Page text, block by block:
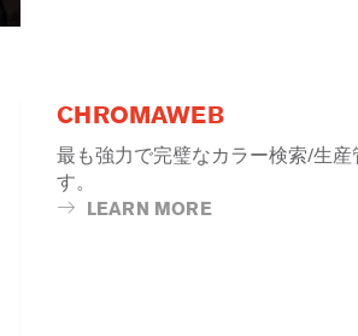
CHROMAWEB
最も強力で完璧なカラー検索/生
す。
LEARN MORE